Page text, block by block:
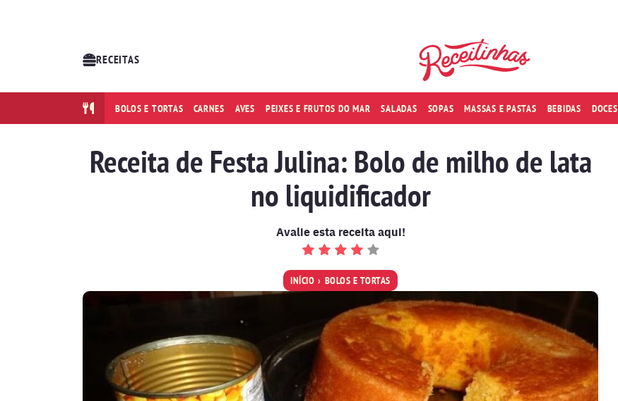
RECEITAS
BOLOS E TORTAS CARNES AVES PEIXES E FRUTOS DO MAR SALADAS SOPAS MASSAS E PASTAS BEBIDAS DOCES
Receita de Festa Julina: Bolo de milho de lata
no liquidificador
Avalie esta receita aqui!
INÍCIO BOLOS E TORTAS